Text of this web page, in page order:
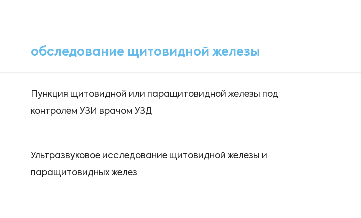
обследование щитовидной железы
Пункция щитовидной или паращитовидной железы под
контролем УЗИ врачом УЗД
Ультразвуковое исследование щитовидной железы и
паращитовидных желез